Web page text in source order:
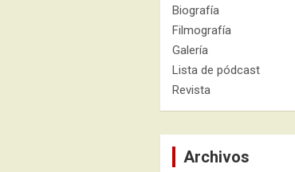
Biografía
Filmografía
Galería
Lista de pódcast
Revista
Archivos